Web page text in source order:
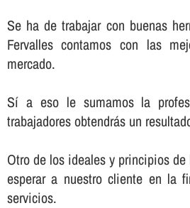
Se ha de trabajar con buenas
Fervalles contamos con las
mercado.
Sí­ a eso le sumamos la
trabajadores obtendrás un
Otro de los ideales y principios
esperar a nuestro cliente en la
servicios.